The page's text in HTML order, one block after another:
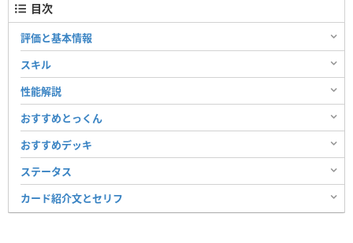
目次
評価と基本情報
スキル
性能解説
おすすめとっくん
おすすめデッキ
ステータス
カード紹介文とセリフ